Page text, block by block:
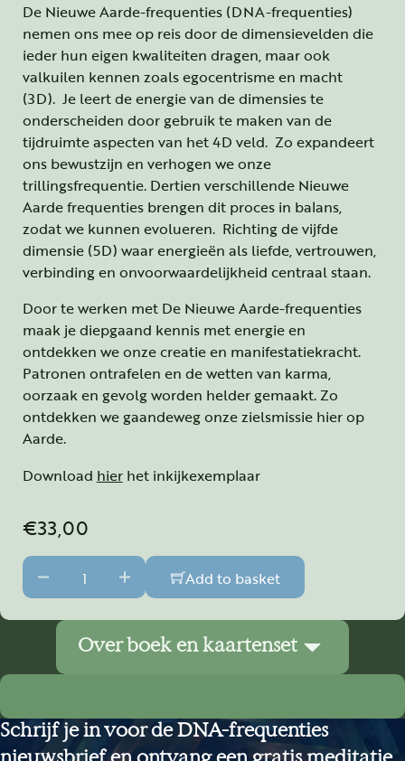
De Nieuwe Aarde-frequenties (DNA-frequenties)
nemen ons mee op reis door de dimensievelden die
ieder hun eigen kwaliteiten dragen, maar ook
valkuilen kennen zoals egocentrisme en macht
(3D). Je leert de energie van de dimensies te
onderscheiden door gebruik te maken van de
tijdruimte aspecten van het 4D veld. Zo expandeert
ons bewustzijn en verhogen we onze
trillingsfrequentie. Dertien verschillende Nieuwe
Aarde frequenties brengen dit proces in balans,
zodat we kunnen evolueren. Richting de vijfde
dimensie (5D) waar energieën als liefde, vertrouwen,
verbinding en onvoorwaardelijkheid centraal staan.
Door te werken met De Nieuwe Aarde-frequenties
maak je diepgaand kennis met energie en
ontdekken we onze creatie en manifestatiekracht.
Patronen ontrafelen en de wetten van karma,
oorzaak en gevolg worden helder gemaakt. Zo
ontdekken we gaandeweg onze zielsmissie hier op
Aarde.
Download hierhet inkijkexemplaar
€33,00
De Nieuwe Aarde-frequenties-een reis door de
Add to basket
Over boek en kaartenset
De Nieuwe Aarde-frequenties (DNA frequenties)
bestaan uit 13 remedies, hologrammen, foto’s,
Schrijf je in voor de DNA-frequenties